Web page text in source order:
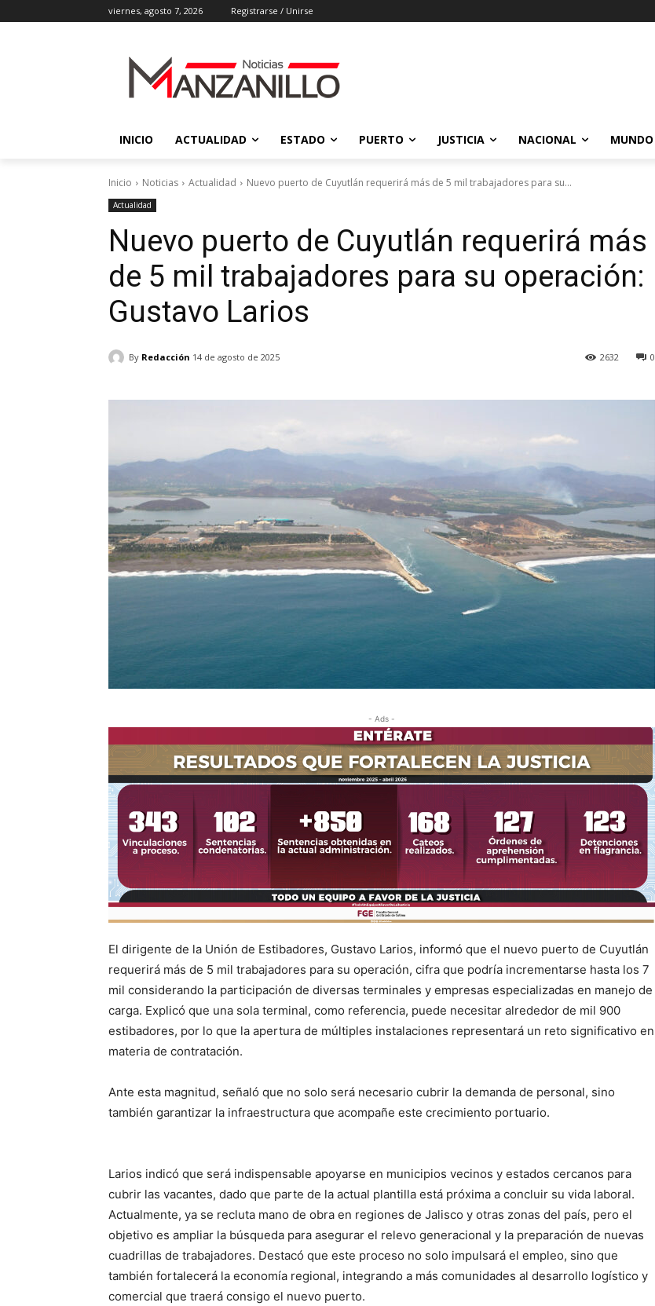
viernes, agosto 7, 2026 Registrarse / Unirse
INICIO ACTUALIDAD ESTADO PUERTO JUSTICIA NACIONAL MUNDO
Inicio Noticias Actualidad Nuevo puerto de Cuyutlán requerirá más de 5 mil trabajadores para su...
Actualidad
Nuevo puerto de Cuyutlán requerirá más
de 5 mil trabajadores para su operación:
Gustavo Larios
By Redacción 14 de agosto de 2025 0
2632
- Ads -
El dirigente de la Unión de Estibadores, Gustavo Larios, informó que el nuevo puerto de Cuyutlán
requerirá más de 5 mil trabajadores para su operación, cifra que podría incrementarse hasta los 7
mil considerando la participación de diversas terminales y empresas especializadas en manejo de
carga. Explicó que una sola terminal, como referencia, puede necesitar alrededor de mil 900
estibadores, por lo que la apertura de múltiples instalaciones representará un reto significativo en
materia de contratación.
Ante esta magnitud, señaló que no solo será necesario cubrir la demanda de personal, sino
también garantizar la infraestructura que acompañe este crecimiento portuario.
Larios indicó que será indispensable apoyarse en municipios vecinos y estados cercanos para
cubrir las vacantes, dado que parte de la actual plantilla está próxima a concluir su vida laboral.
Actualmente, ya se recluta mano de obra en regiones de Jalisco y otras zonas del país, pero el
objetivo es ampliar la búsqueda para asegurar el relevo generacional y la preparación de nuevas
cuadrillas de trabajadores. Destacó que este proceso no solo impulsará el empleo, sino que
también fortalecerá la economía regional, integrando a más comunidades al desarrollo logístico y
comercial que traerá consigo el nuevo puerto.